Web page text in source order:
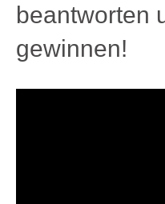
beantworten
gewinnen!